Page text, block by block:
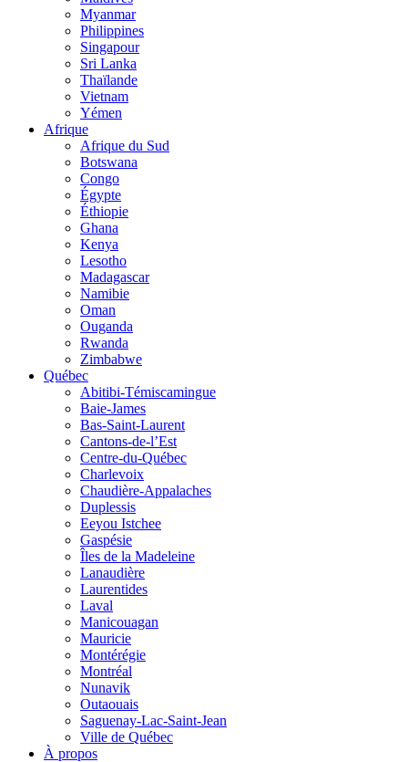
Myanmar
Philippines
Singapour
Sri Lanka
Thaïlande
Vietnam
Yémen
Afrique
Afrique du Sud
Botswana
Congo
Égypte
Éthiopie
Ghana
Kenya
Lesotho
Madagascar
Namibie
Oman
Ouganda
Rwanda
Zimbabwe
Québec
Abitibi-Témiscamingue
Baie-James
Bas-Saint-Laurent
Cantons-de-l’Est
Centre-du-Québec
Charlevoix
Chaudière-Appalaches
Duplessis
Eeyou Istchee
Gaspésie
Îles de la Madeleine
Lanaudière
Laurentides
Laval
Manicouagan
Mauricie
Montérégie
Montréal
Nunavik
Outaouais
Saguenay-Lac-Saint-Jean
Ville de Québec
À propos